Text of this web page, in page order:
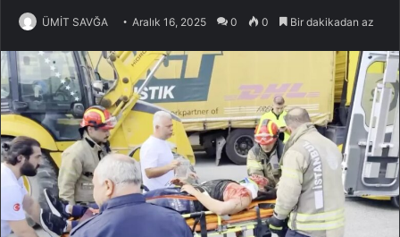
ÜMİT SAVĞA Aralık 16, 2025 0 0 Bir dakikadan az